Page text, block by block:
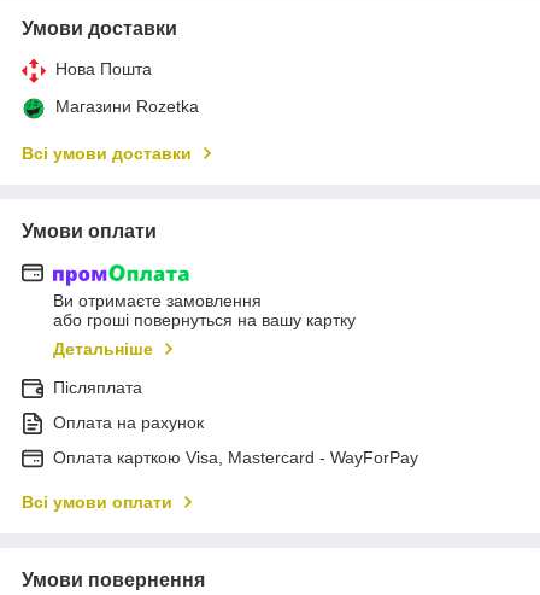
Умови доставки
Нова Пошта
Магазини Rozetka
Всі умови доставки
Умови оплати
Ви отримаєте замовлення
або гроші повернуться на вашу картку
Детальніше
Післяплата
Оплата на рахунок
Оплата карткою Visa, Mastercard - WayForPay
Всі умови оплати
Умови повернення